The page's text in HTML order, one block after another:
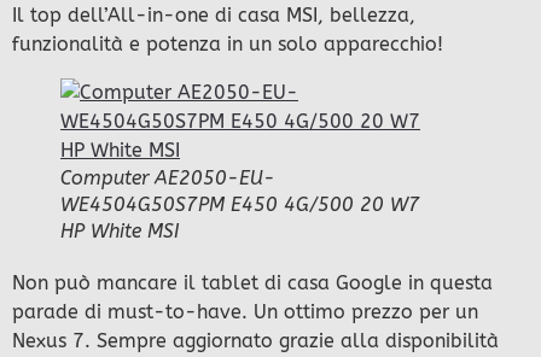
Il top dell’All-in-one di casa MSI, bellezza,
funzionalità e potenza in un solo apparecchio!
Computer AE2050-EU-
WE4504G50S7PM E450 4G/500 20 W7
HP White MSI
Non può mancare il tablet di casa Google in questa
parade di must-to-have. Un ottimo prezzo per un
Nexus 7. Sempre aggiornato grazie alla disponibilità